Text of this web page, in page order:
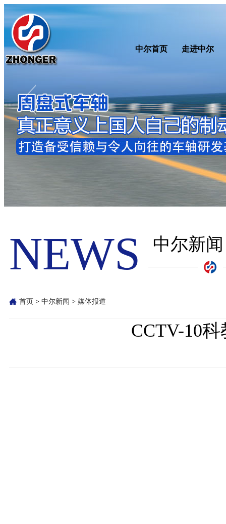
中尔首页 走进中尔
NEWS 中尔新闻
首页 > 中尔新闻 > 媒体报道
CCTV-10